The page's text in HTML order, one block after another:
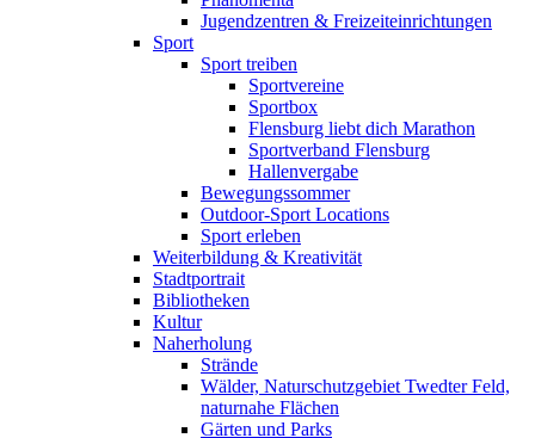
Jugendzentren & Freizeiteinrichtungen
Sport
Sport treiben
Sportvereine
Sportbox
Flensburg liebt dich Marathon
Sportverband Flensburg
Hallenvergabe
Bewegungssommer
Outdoor-Sport Locations
Sport erleben
Weiterbildung & Kreativität
Stadtportrait
Bibliotheken
Kultur
Naherholung
Strände
Wälder, Naturschutzgebiet Twedter Feld,
naturnahe Flächen
Gärten und Parks